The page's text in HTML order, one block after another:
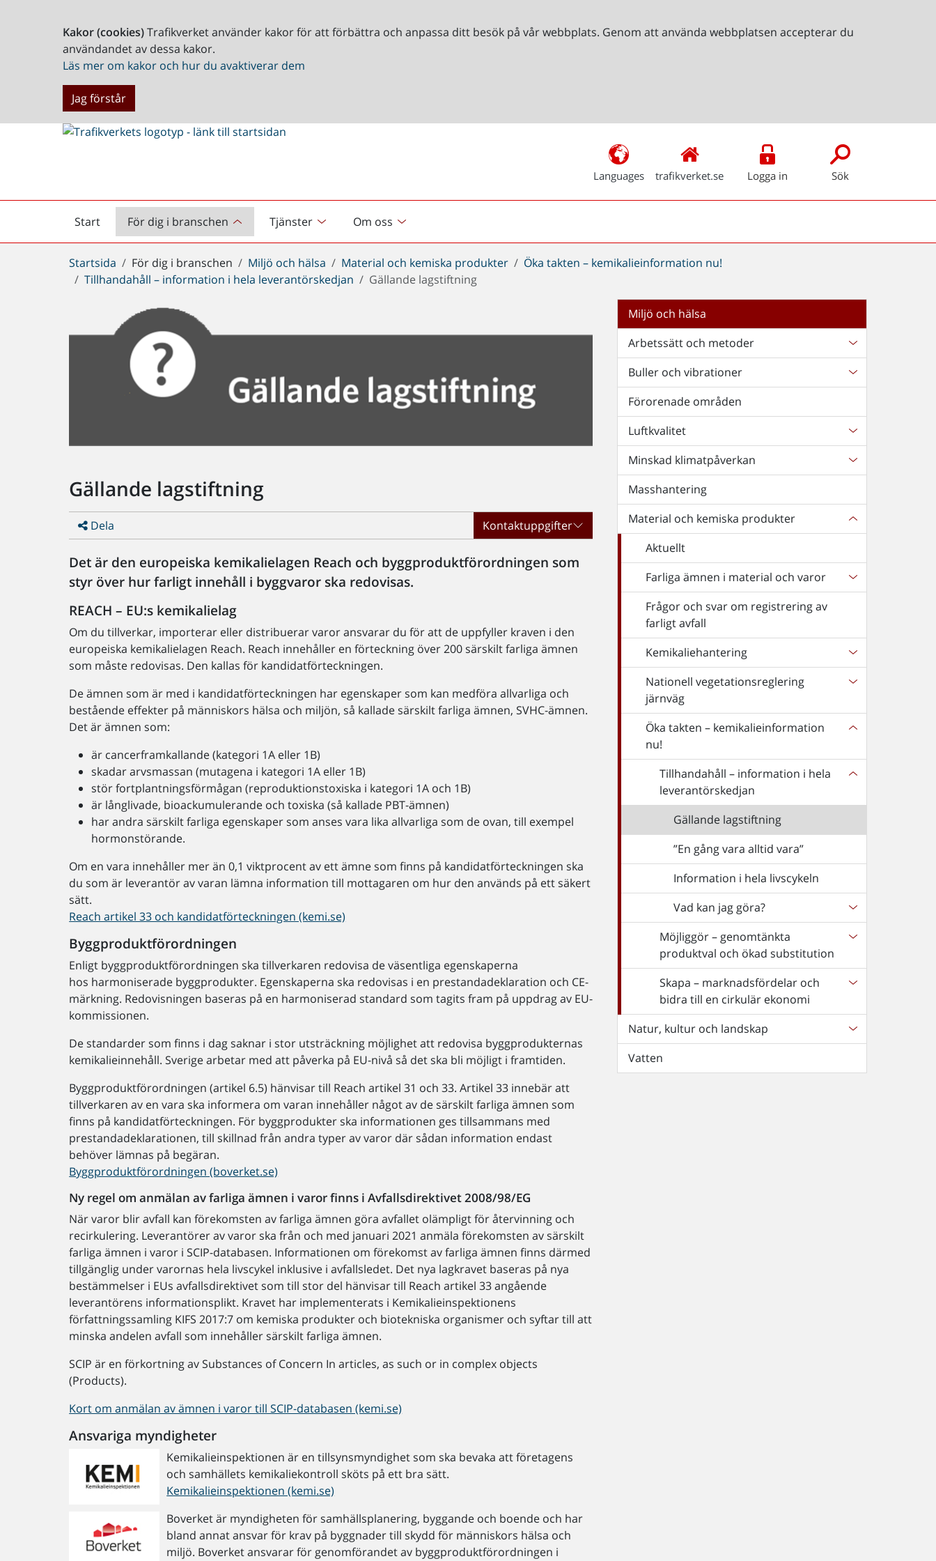
Kakor (cookies)Trafikverket använder kakor för att förbättra och anpassa ditt besök på vår webbplats. Genom att använda webbplatsen accepterar du
användandet av dessa kakor.
Läs mer om kakor och hur du avaktiverar dem
Jag förstår
Languages trafikverket.se Logga in Sök
Start
Startsida För dig i branschen Tjänster Om oss
Du
är
Startsida För dig i branschen Miljö och hälsa Material och kemiska produkter
Öka takten – kemikalieinformation nu!
Tillhandahåll – information i hela leverantörskedjan
Gällande lagstiftning
Gällande lagstiftning
Dela Kontaktuppgifter
Det är den europeiska kemikalielagen Reach och byggproduktförordningen som
styr över hur farligt innehåll i byggvaror ska redovisas.
REACH – EU:s kemikalielag
Om du tillverkar, importerar eller distribuerar varor ansvarar du för att de uppfyller kraven i den
europeiska kemikalielagen Reach. Reach innehåller en förteckning över 200 särskilt farliga ämnen
som måste redovisas. Den kallas för kandidatförteckningen.
De ämnen som är med i kandidatförteckningen har egenskaper som kan medföra allvarliga och
bestående effekter på människors hälsa och miljön, så kallade särskilt farliga ämnen, SVHC-ämnen.
Det är ämnen som:
är cancerframkallande (kategori 1A eller 1B)
skadar arvsmassan (mutagena i kategori 1A eller 1B)
stör fortplantningsförmågan (reproduktionstoxiska i kategori 1A och 1B)
är långlivade, bioackumulerande och toxiska (så kallade PBT-ämnen)
har andra särskilt farliga egenskaper som anses vara lika allvarliga som de ovan, till exempel
hormonstörande.
Om en vara innehåller mer än 0,1 viktprocent av ett ämne som finns på kandidatförteckningen ska
du som är leverantör av varan lämna information till mottagaren om hur den används på ett säkert
sätt.
Reach artikel 33 och kandidatförteckningen (kemi.se)
Byggproduktförordningen
Enligt byggproduktförordningen ska tillverkaren redovisa de väsentliga egenskaperna
hos harmoniserade byggprodukter. Egenskaperna ska redovisas i en prestandadeklaration och CE-
märkning. Redovisningen baseras på en harmoniserad standard som tagits fram på uppdrag av EU-
kommissionen.
De standarder som finns i dag saknar i stor utsträckning möjlighet att redovisa byggprodukternas
kemikalieinnehåll. Sverige arbetar med att påverka på EU-nivå så det ska bli möjligt i framtiden.
Byggproduktförordningen (artikel 6.5) hänvisar till Reach artikel 31 och 33. Artikel 33 innebär att
tillverkaren av en vara ska informera om varan innehåller något av de särskilt farliga ämnen som
finns på kandidatförteckningen. För byggprodukter ska informationen ges tillsammans med
prestandadeklarationen, till skillnad från andra typer av varor där sådan information endast
behöver lämnas på begäran.
Byggproduktförordningen (boverket.se)
Ny regel om anmälan av farliga ämnen i varor finns i Avfallsdirektivet 2008/98/EG
När varor blir avfall kan förekomsten av farliga ämnen göra avfallet olämpligt för återvinning och
recirkulering. Leverantörer av varor ska från och med januari 2021 anmäla förekomsten av särskilt
farliga ämnen i varor i SCIP-databasen. Informationen om förekomst av farliga ämnen finns därmed
tillgänglig under varornas hela livscykel inklusive i avfallsledet. Det nya lagkravet baseras på nya
bestämmelser i EUs avfallsdirektivet som till stor del hänvisar till Reach artikel 33 angående
leverantörens informationsplikt. Kravet har implementerats i Kemikalieinspektionens
författningssamling KIFS 2017:7 om kemiska produkter och biotekniska organismer och syftar till att
minska andelen avfall som innehåller särskilt farliga ämnen.
SCIP är en förkortning av Substances of Concern In articles, as such or in complex objects
(Products).
Kort om anmälan av ämnen i varor till SCIP-databasen (kemi.se)
Ansvariga myndigheter
Kemikalieinspektionen är en tillsynsmyndighet som ska bevaka att företagens
och samhällets kemikaliekontroll sköts på ett bra sätt.
Kemikalieinspektionen (kemi.se)
Boverket är myndigheten för samhällsplanering, byggande och boende och har
bland annat ansvar för krav på byggnader till skydd för människors hälsa och
miljö. Boverket ansvarar för genomförandet av byggproduktförordningen i
Miljö och hälsa
Arbetssätt och metoder
Buller och vibrationer
Förorenade områden
Luftkvalitet
Minskad klimatpåverkan
Masshantering
Material och kemiska produkter
Aktuellt
Farliga ämnen i material och varor
Frågor och svar om registrering av
farligt avfall
Kemikaliehantering
Nationell vegetationsreglering
järnväg
Öka takten – kemikalieinformation
nu!
Tillhandahåll – information i hela
leverantörskedjan
Gällande lagstiftning
”En gång vara alltid vara”
Information i hela livscykeln
Vad kan jag göra?
Möjliggör – genomtänkta
produktval och ökad substitution
Skapa – marknadsfördelar och
bidra till en cirkulär ekonomi
Natur, kultur och landskap
Vatten